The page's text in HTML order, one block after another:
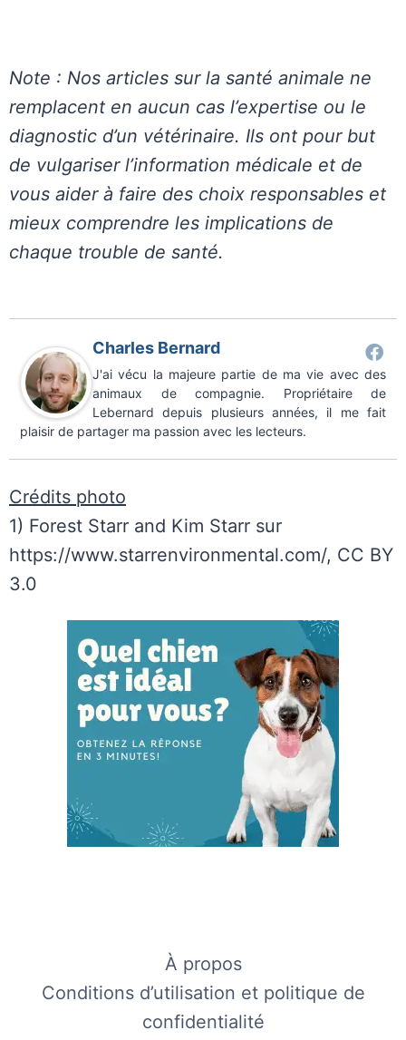
Note : Nos articles sur la santé animale ne
remplacent en aucun cas l’expertise ou le
diagnostic d’un vétérinaire. Ils ont pour but
de vulgariser l’information médicale et de
vous aider à faire des choix responsables et
mieux comprendre les implications de
chaque trouble de santé.
Charles Bernard
J'ai vécu la majeure partie de ma vie avec des
animaux de compagnie. Propriétaire de
Lebernard depuis plusieurs années, il me fait
plaisir de partager ma passion avec les lecteurs.
Crédits photo
1) Forest Starr and Kim Starr sur
https://www.starrenvironmental.com/, CC BY
3.0
À propos
Conditions d’utilisation et politique de
confidentialité